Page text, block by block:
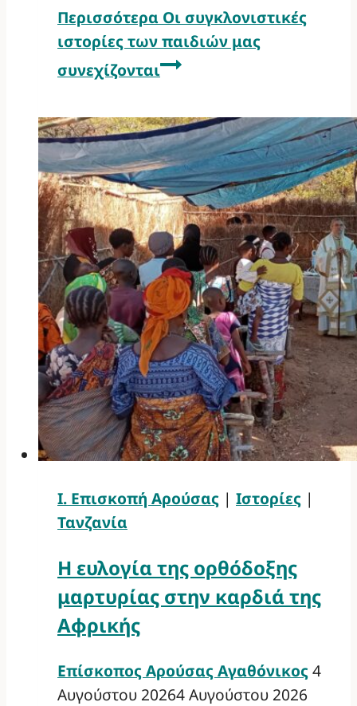
Περισσότερα Οι συγκλονιστικές
ιστορίες των παιδιών μας
συνεχίζονται
Ι. Επισκοπή Αρούσας | Ιστορίες |
Τανζανία
Η ευλογία της ορθόδοξης
μαρτυρίας στην καρδιά της
Αφρικής
Επίσκοπος Αρούσας Αγαθόνικος 4
Αυγούστου 20264 Αυγούστου 2026